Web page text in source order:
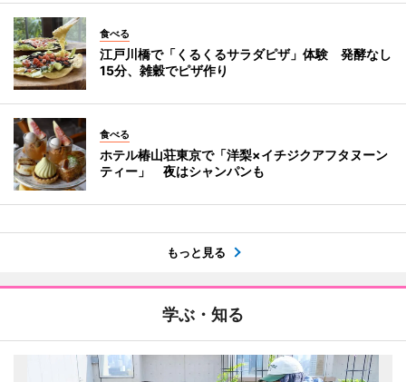
食べる
江戸川橋で「くるくるサラダピザ」体験 発酵なし
15分、雑穀でピザ作り
食べる
ホテル椿山荘東京で「洋梨×イチジクアフタヌーン
ティー」 夜はシャンパンも
もっと見る
学ぶ・知る